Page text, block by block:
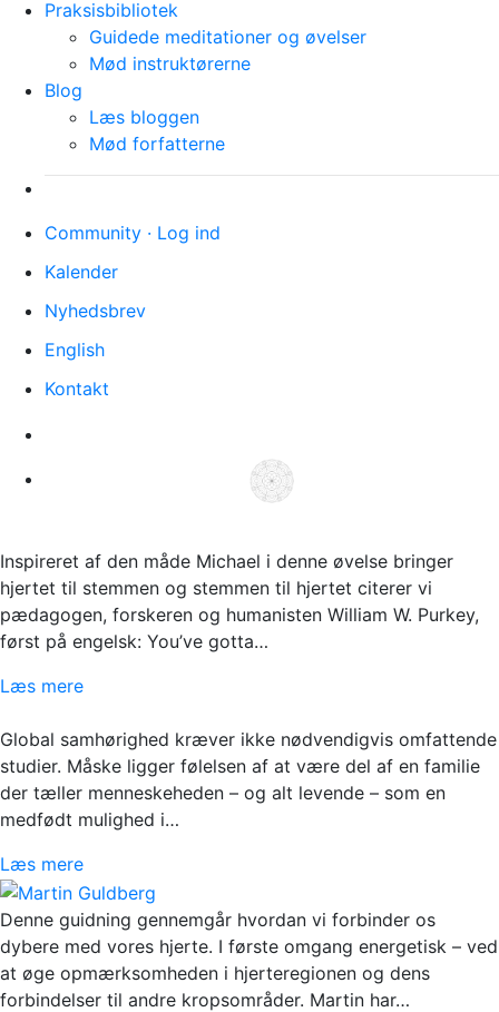
Praksisbibliotek
Guidede meditationer og øvelser
Mød instruktørerne
Blog
Læs bloggen
Mød forfatterne
Community · Log ind
Kalender
Nyhedsbrev
English
Kontakt
Inspireret af den måde Michael i denne øvelse bringer
hjertet til stemmen og stemmen til hjertet citerer vi
pædagogen, forskeren og humanisten William W. Purkey,
først på engelsk: You’ve gotta…
Læs mere
Global samhørighed kræver ikke nødvendigvis omfattende
studier. Måske ligger følelsen af at være del af en familie
der tæller menneskeheden – og alt levende – som en
medfødt mulighed i…
Læs mere
Denne guidning gennemgår hvordan vi forbinder os
dybere med vores hjerte. I første omgang energetisk – ved
at øge opmærksomheden i hjerteregionen og dens
forbindelser til andre kropsområder. Martin har…